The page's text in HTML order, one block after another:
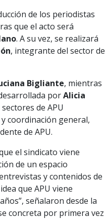
de los periodistas
que el acto será
. A su vez, se realizará
, integrante del sector de
Bigliante, mientras
porAlicia
de APU
coordinación general,
de APU.
el sindicato viene
de un espacio
y contenidos de
que APU viene
señalaron desde la
concreta por primera vez